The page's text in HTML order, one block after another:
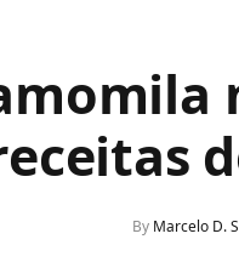
By Marcelo D.